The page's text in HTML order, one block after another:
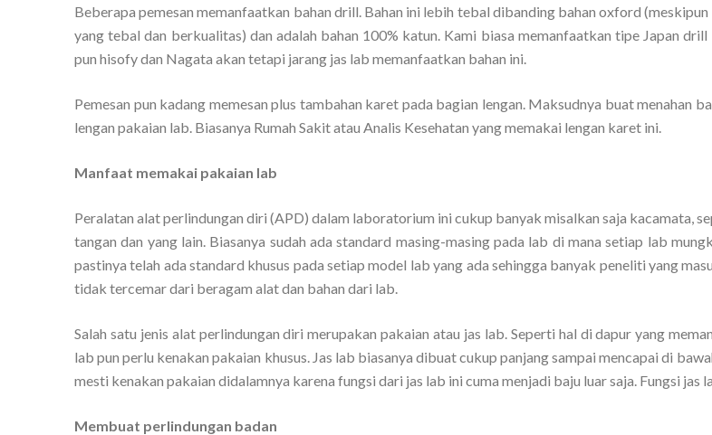
Beberapa pemesan memanfaatkan bahan drill. Bahan ini lebih tebal dibanding bahan oxford
yang tebal dan berkualitas) dan adalah bahan 100% katun. Kami biasa memanfaatkan tipe Japan
pun hisofy dan Nagata akan tetapi jarang jas lab memanfaatkan bahan ini.
Pemesan pun kadang memesan plus tambahan karet pada bagian lengan. Maksudnya buat menahan
lengan pakaian lab. Biasanya Rumah Sakit atau Analis Kesehatan yang memakai lengan karet ini.
Manfaat memakai pakaian lab
Peralatan alat perlindungan diri (APD) dalam laboratorium ini cukup banyak misalkan saja kacamata,
tangan dan yang lain. Biasanya sudah ada standard masing-masing pada lab di mana setiap lab
pastinya telah ada standard khusus pada setiap model lab yang ada sehingga banyak peneliti yang
tidak tercemar dari beragam alat dan bahan dari lab.
Salah satu jenis alat perlindungan diri merupakan pakaian atau jas lab. Seperti hal di dapur yang
lab pun perlu kenakan pakaian khusus. Jas lab biasanya dibuat cukup panjang sampai mencapai di
mesti kenakan pakaian didalamnya karena fungsi dari jas lab ini cuma menjadi baju luar saja. Fungsi jas
Membuat perlindungan badan